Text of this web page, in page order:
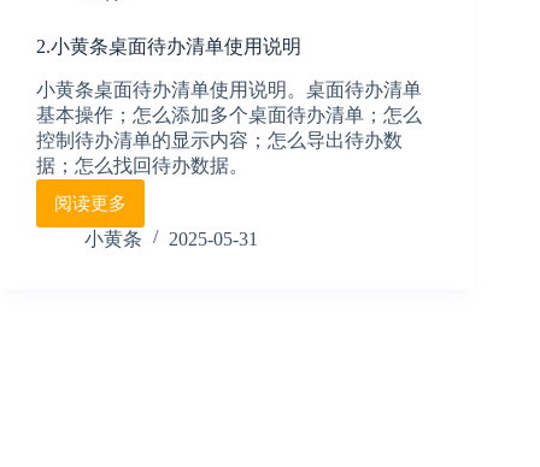
使
说
明
2.小黄条桌面待办清单使用说明
小黄条桌面待办清单使用说明。桌面待办清单
基本操作；怎么添加多个桌面待办清单；怎么
控制待办清单的显示内容；怎么导出待办数
据；怎么找回待办数据。
阅读更多
2.
小
小黄条 2025-05-31